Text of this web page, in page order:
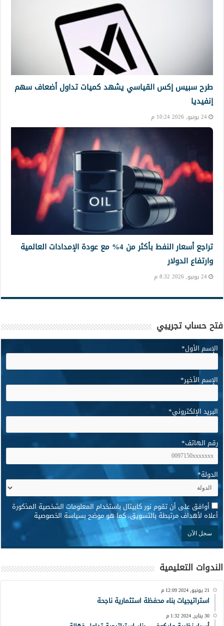
طرح سبيس إكس القياسي يشهد كميات تداول أضعاف سهم
إنفيديا
24 يونيو, 2026 10:24 م
تراجع أسعار النفط بأكثر من 4% مع عودة الإمدادات العالمية
وارتفاع الدولار
24 يونيو, 2026 8:32 م
فتح حساب تجريبي
الإسم الأول*
الإسم الأخير*
البريد الإلكتروني*
رقم الهاتف*
الدولة*
* أوافق على أن تقوم نور كابيتال باستخدام المعلومات الشخصية المذكورة
أعلاه لأهداف مرتبطة بالتسويق، كما هو موضح بسياسة الخصوصية
الندوات التعليمية
21 يونيو, 2024 12:09 م
استراتيجيات بناء محفظة استثمارية ناجحة
30 يناير, 2024 1:32 م